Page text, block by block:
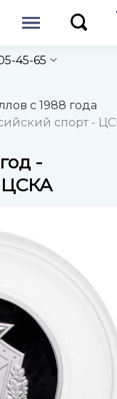
45-65
с 1988 года
спорт -
-
ЦСКА